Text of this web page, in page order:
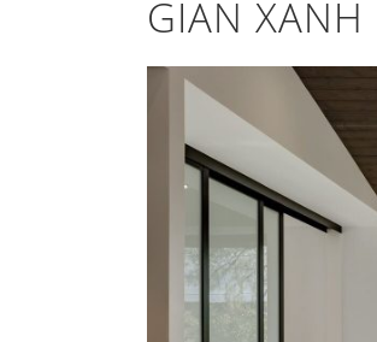
GIAN XANH